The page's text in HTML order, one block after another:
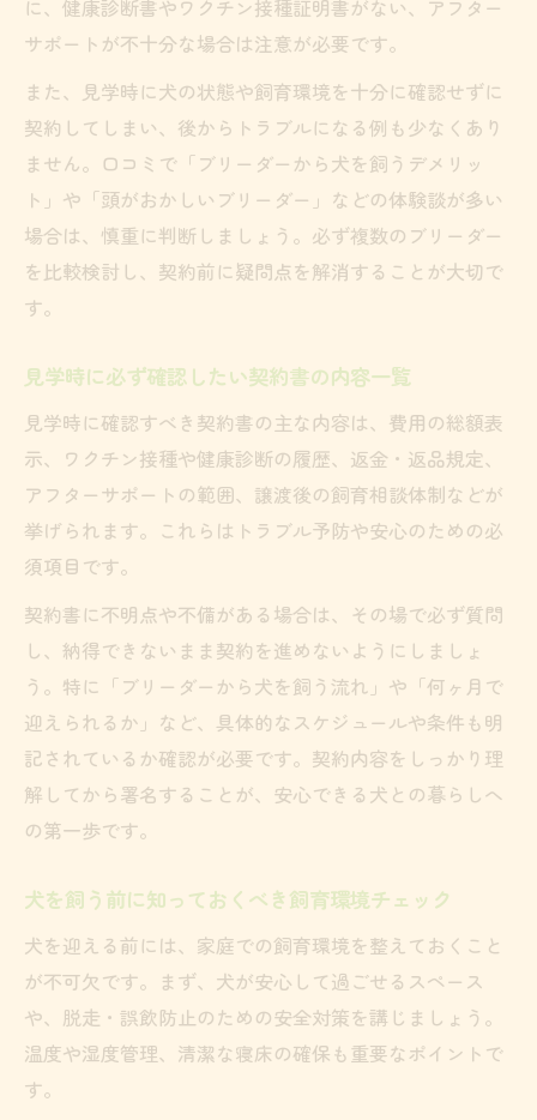
に、健康診断書やワクチン接種証明書がない、アフター
サポートが不十分な場合は注意が必要です。
また、見学時に犬の状態や飼育環境を十分に確認せずに
契約してしまい、後からトラブルになる例も少なくあり
ません。口コミで「ブリーダーから犬を飼うデメリッ
ト」や「頭がおかしいブリーダー」などの体験談が多い
場合は、慎重に判断しましょう。必ず複数のブリーダー
を比較検討し、契約前に疑問点を解消することが大切で
す。
見学時に必ず確認したい契約書の内容一覧
見学時に確認すべき契約書の主な内容は、費用の総額表
示、ワクチン接種や健康診断の履歴、返金・返品規定、
アフターサポートの範囲、譲渡後の飼育相談体制などが
挙げられます。これらはトラブル予防や安心のための必
須項目です。
契約書に不明点や不備がある場合は、その場で必ず質問
し、納得できないまま契約を進めないようにしましょ
う。特に「ブリーダーから犬を飼う流れ」や「何ヶ月で
迎えられるか」など、具体的なスケジュールや条件も明
記されているか確認が必要です。契約内容をしっかり理
解してから署名することが、安心できる犬との暮らしへ
の第一歩です。
犬を飼う前に知っておくべき飼育環境チェック
犬を迎える前には、家庭での飼育環境を整えておくこと
が不可欠です。まず、犬が安心して過ごせるスペース
や、脱走・誤飲防止のための安全対策を講じましょう。
温度や湿度管理、清潔な寝床の確保も重要なポイントで
す。